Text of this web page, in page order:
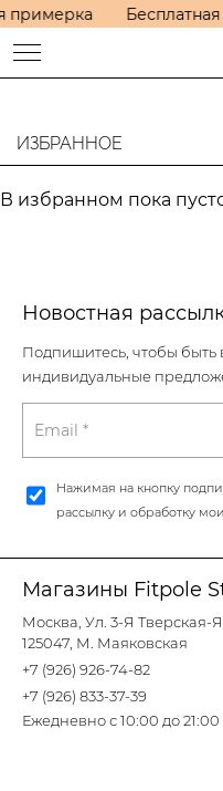
ИЗБРАННОЕ
В избранном пока
примерка Бесплатная
Магазины Fitpole
Москва, Ул. 3-Я Тверская-
125047, М. Маяковская
+7 (926) 926-74-82
+7 (926) 833-37-39
Ежедневно с 10:00 до 21:00
Новостная
Подпишитесь, чтобы быть
индивидуальные
Нажимая на кнопку
рассылку и обработку